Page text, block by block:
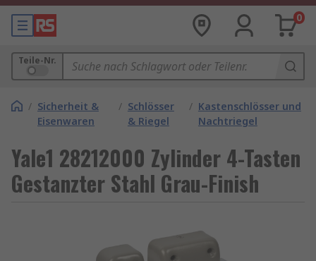
0
Teile-Nr.
/ Sicherheit &
Eisenwaren
/ Schlösser
& Riegel
/ Kastenschlösser und
Nachtriegel
Yale1 28212000 Zylinder 4-Tasten
Gestanzter Stahl Grau-Finish